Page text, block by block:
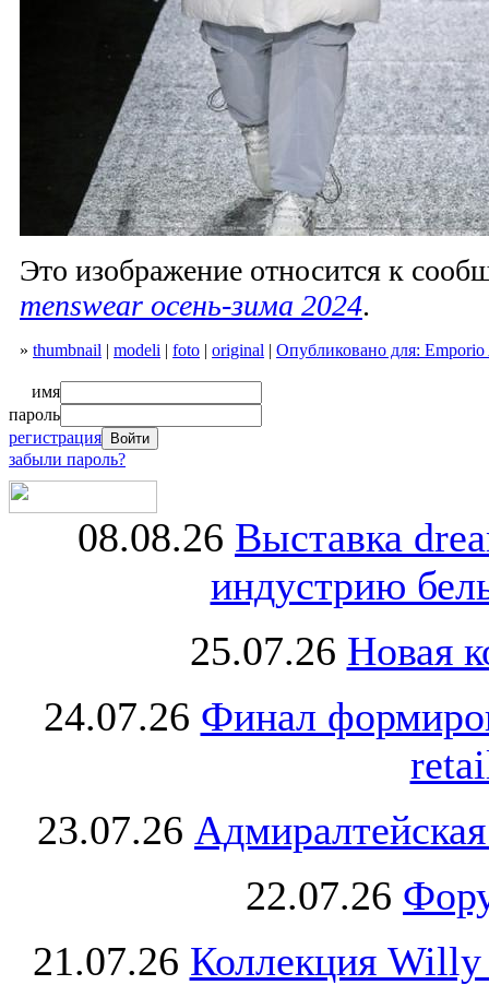
Это изображение относится к
menswear осень-зима 2024.
» thumbnail | modeli | foto | original | Опубликовано для: Emporio
имя
пароль
регистрация
забыли пароль?
08.08.26 Выставка
индустрию
25.07.26 Новая
24.07.26 Финал
23.07.26
22.07.26
21.07.26 Коллекция Willy